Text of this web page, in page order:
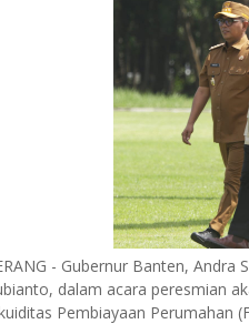
- Gubernur Banten,
dalam acara peresmian
Pembiayaan Perumahan